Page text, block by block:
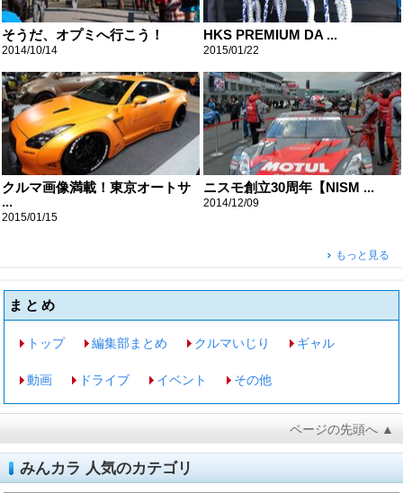
そうだ、オプミへ行こう！
2014/10/14
HKS PREMIUM DA ...
2015/01/22
クルマ画像満載！東京オートサ
...
2015/01/15
ニスモ創立30周年【NISM ...
2014/12/09
もっと見る
まとめ
トップ 編集部まとめ クルマいじり ギャル
動画 ドライブ イベント その他
ページの先頭へ ▲
みんカラ 人気のカテゴリ